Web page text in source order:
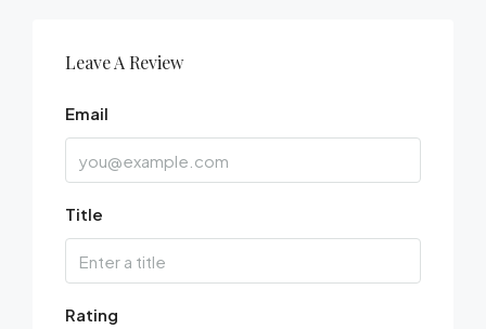
Leave A Review
Email
Title
Rating